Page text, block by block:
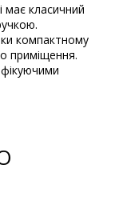
має класичний
компактному
приміщення.